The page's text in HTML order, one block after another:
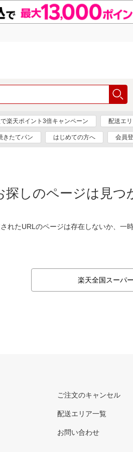
楽天ポイント3倍キャンペーン 配送エリ
きたてパン はじめての方へ 会員
探しのページは見つ
れたURLのページは存在しないか、一
楽天全国スーパ
ご注文のキャンセル
配送エリア一覧
お問い合わせ